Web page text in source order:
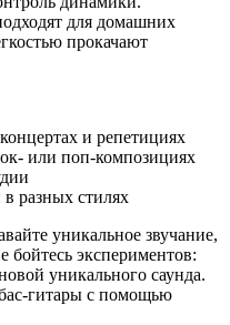
для домашних
прокачают
и репетициях
или поп-композициях
разных стилях
уникальное звучание,
бойтесь экспериментов:
уникального саунда.
гитары с помощью